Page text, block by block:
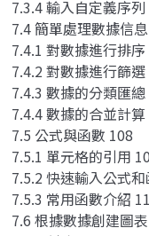
7.3.4 輸入自定義序
7.4 簡單處理數據信
7.4.1 對數據進行排序
7.4.2 對數據進行篩選
7.4.3 數據的分類匯
7.4.4 數據的合並計算
7.5 公式與函數 108
7.5.1 單元格的引用
7.5.2 快速輸入公式
7.5.3 常用函數介紹
7.6 根據數據創建圖